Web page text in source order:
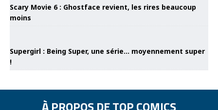
Scary Movie 6 : Ghostface revient, les rires beaucoup
moins
Supergirl : Being Super, une série… moyennement super
!
À PROPOS DE TOP COMICS